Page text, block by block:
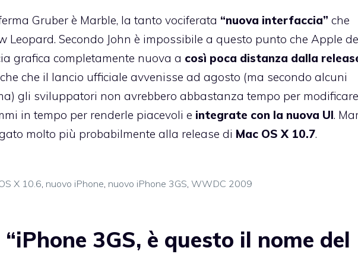
Gruber è Marble, la tanto vociferata “nuova interfaccia” che
Leopard. Secondo John è impossibile a questo punto che Apple
grafica completamente nuova a così poca distanza dalla
che il lancio ufficiale avvenisse ad agosto (ma secondo alcuni
) gli sviluppatori non avrebbero abbastanza tempo per
in tempo per renderle piacevoli e integrate con la nuova UI.
molto più probabilmente alla release di Mac OS X 10.7.
X 10.6, nuovo iPhone, nuovo iPhone 3GS, WWDC 2009
3GS, è questo il nome del